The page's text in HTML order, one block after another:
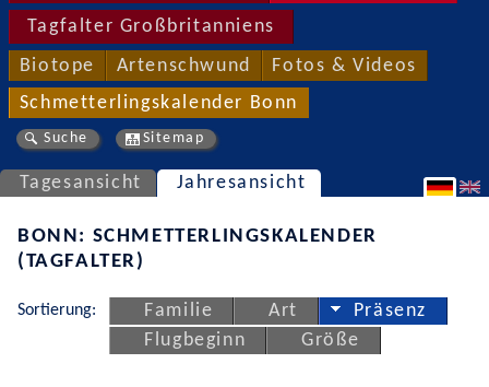
Tagfalter Großbritanniens
Biotope Artenschwund Fotos & Videos
Schmetterlingskalender Bonn
Suche Sitemap
Tagesansicht Jahresansicht
BONN: SCHMETTERLINGSKALENDER
(TAGFALTER)
Sortierung: Familie Art
Präsenz
Flugbeginn
Größe